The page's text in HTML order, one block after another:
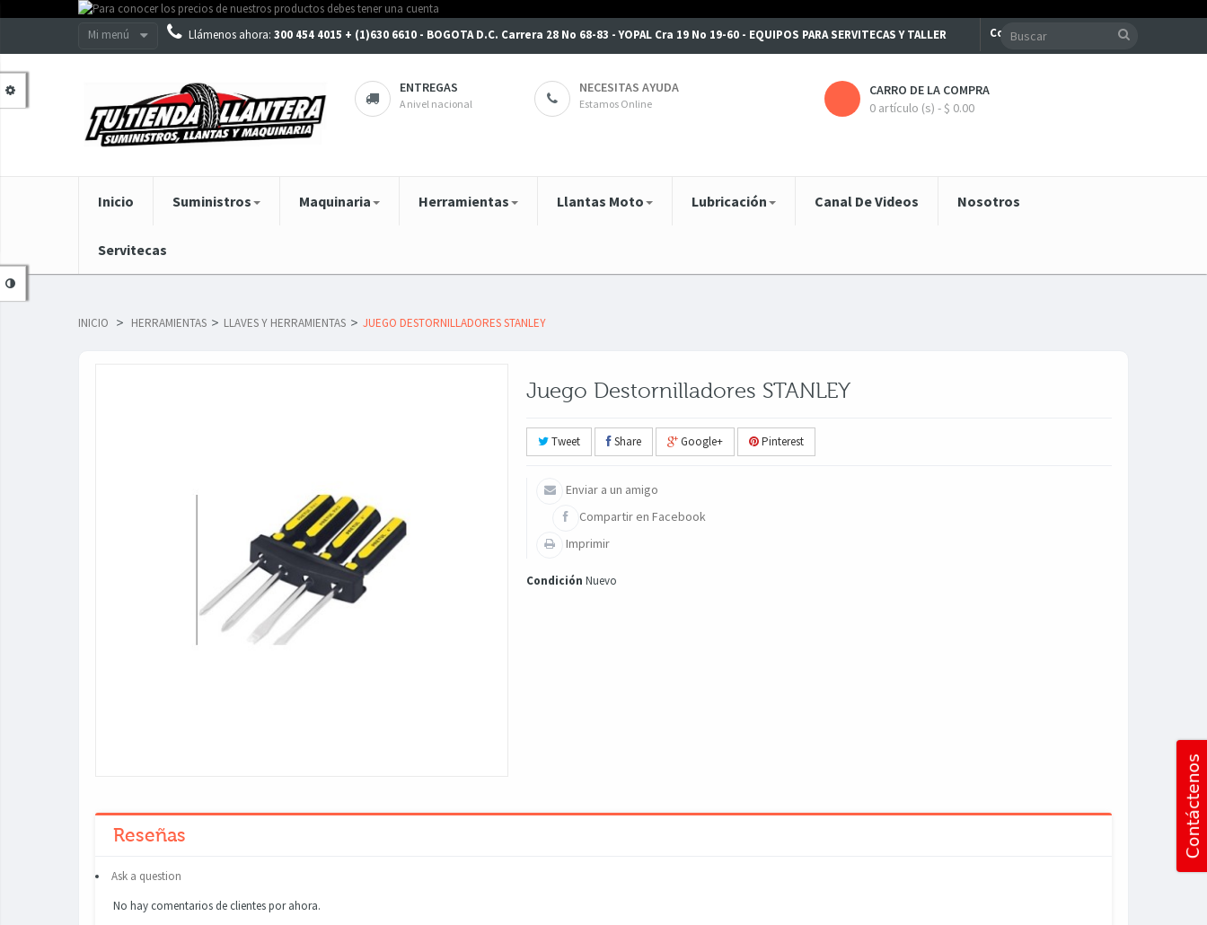
Mi menú Contacte con nosotros
Llámenos ahora: 300 454 4015 + (1)630 6610 - BOGOTA D.C. Carrera 28 No 68-83 - YOPAL Cra 19 No 19-60 - EQUIPOS PARA SERVITECAS Y TALLER
ENTREGAS
A nivel nacional
NECESITAS AYUDA
Estamos Online
CARRO DE LA COMPRA
0 artículo (s) - $ 0.00
Inicio Suministros Maquinaria Herramientas Llantas Moto Lubricación Canal De Videos Nosotros
Servitecas
INICIO > HERRAMIENTAS > LLAVES Y HERRAMIENTAS > JUEGO DESTORNILLADORES STANLEY
Juego Destornilladores STANLEY
Tweet Share Google+ Pinterest
Enviar a un amigo
Compartir en Facebook
Imprimir
Condición Nuevo
Reseñas
Ask a question
No hay comentarios de clientes por ahora.